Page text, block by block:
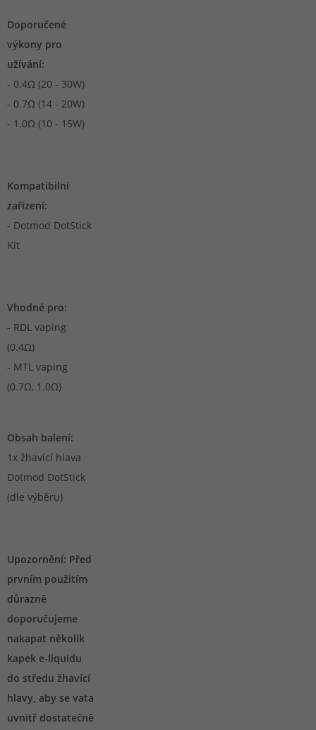
Doporučené
výkony pro
užívání:
- 0.4Ω (20 - 30W)
- 0.7Ω (14 - 20W)
- 1.0Ω (10 - 15W)
Kompatibilní
zařízení:
- Dotmod DotStick
Kit
Vhodné pro:
- RDL vaping
(0.4Ω)
- MTL vaping
(0.7Ω, 1.0Ω)
Obsah balení:
1x žhavící hlava
Dotmod DotStick
(dle výběru)
Upozornění: Před
prvním použitím
důrazně
doporučujeme
nakapat několik
kapek e-liquidu
do středu žhavící
hlavy, aby se vata
uvnitř dostatečně